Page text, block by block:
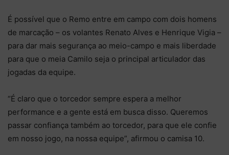
É possível que o Remo entre em campo com dois homens
de marcação – os volantes Renato Alves e Henrique Vigia –
para dar mais segurança ao meio-campo e mais liberdade
para que o meia Camilo seja o principal articulador das
jogadas da equipe.
“É claro que o torcedor sempre espera a melhor
performance e a gente está em busca disso. Queremos
passar confiança também ao torcedor, para que ele confie
em nosso jogo, na nossa equipe”, afirmou o camisa 10.